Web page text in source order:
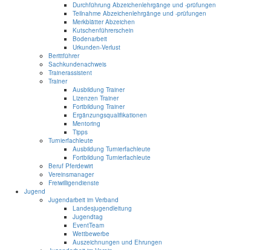
Durchführung Abzeichenlehrgänge und -prüfungen
Teilnahme Abzeichenlehrgänge und -prüfungen
Merkblätter Abzeichen
Kutschenführerschein
Bodenarbeit
Urkunden-Verlust
Berittführer
Sachkundenachweis
Trainerassistent
Trainer
Ausbildung Trainer
Lizenzen Trainer
Fortbildung Trainer
Ergänzungsqualifikationen
Mentoring
Tipps
Turnierfachleute
Ausbildung Turnierfachleute
Fortbildung Turnierfachleute
Beruf Pferdewirt
Vereinsmanager
Freiwilligendienste
Jugend
Jugendarbeit im Verband
Landesjugendleitung
Jugendtag
EventTeam
Wettbewerbe
Auszeichnungen und Ehrungen